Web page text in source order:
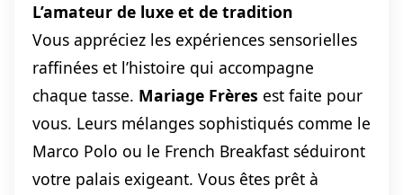
L’amateur de luxe et de tradition
Vous appréciez les expériences sensorielles
raffinées et l’histoire qui accompagne
chaque tasse. Mariage Frères est faite pour
vous. Leurs mélanges sophistiqués comme le
Marco Polo ou le French Breakfast séduiront
votre palais exigeant. Vous êtes prêt à